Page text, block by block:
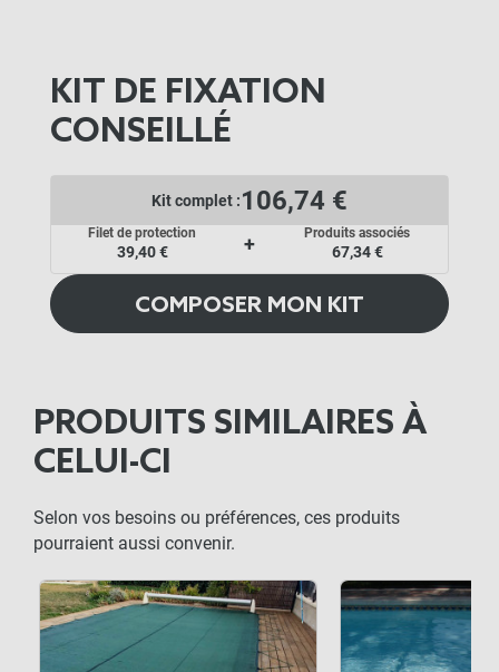
KIT DE FIXATION
CONSEILLÉ
Kit complet :106,74 €
Filet de protection
39,40 € +
Produits associés
67,34 €
COMPOSER MON KIT
PRODUITS SIMILAIRES À
CELUI-CI
Selon vos besoins ou préférences, ces produits
pourraient aussi convenir.